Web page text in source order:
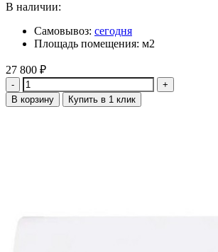
В наличии:
Самовывоз: сегодня
Площадь помещения: м2
27 800 ₽
Количество
В корзину Купить в 1 клик